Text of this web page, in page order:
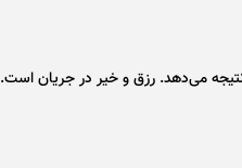
نتیجه می‌دهد. رزق و خیر در جریان است.